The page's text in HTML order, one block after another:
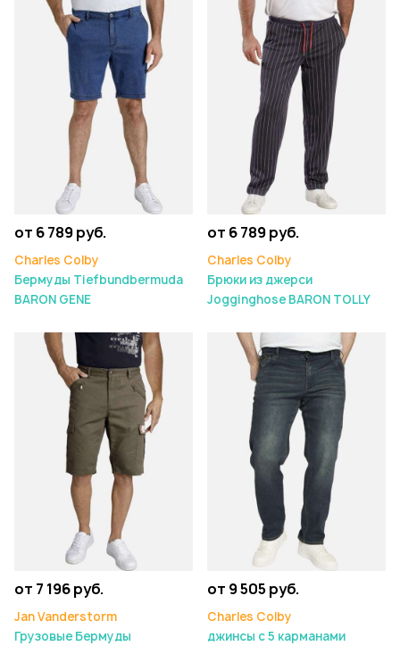
от 6 789 руб.
Charles Colby
Бермуды Tiefbundbermuda
BARON GENE
от 6 789 руб.
Charles Colby
Брюки из джерси
Jogginghose BARON TOLLY
от 7 196 руб.
Jan Vanderstorm
Грузовые Бермуды
от 9 505 руб.
Charles Colby
джинсы с 5 карманами